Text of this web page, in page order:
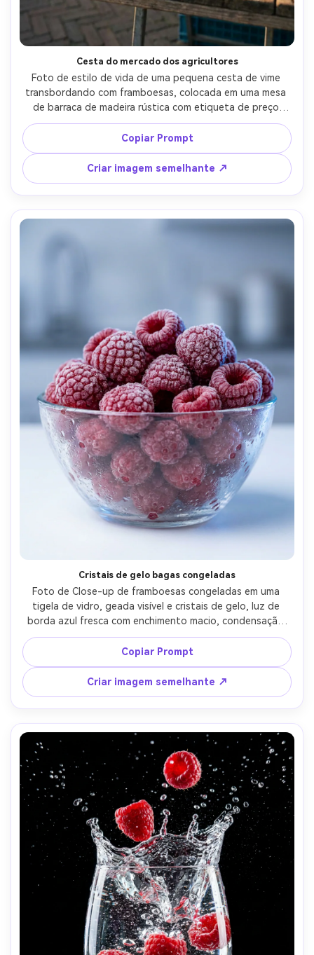
Cesta do mercado dos agricultores
Foto de estilo de vida de uma pequena cesta de vime
transbordando com framboesas, colocada em uma mesa
de barraca de madeira rústica com etiqueta de preço
manuscrita, luz solar quente no final da tarde, fundo
suavemente embaçado com cores do mercado, tirada em
Sony A7IV, lente de 35 mm, f/2.0, sensação documental
sincera, ciência de cores naturais em tons de pele, textura
fotorealista-AR 4:5
Copiar Prompt
Criar imagem semelhante ↗
Cristais de gelo bagas congeladas
Foto de Close-up de framboesas congeladas em uma
tigela de vidro, geada visível e cristais de gelo, luz de
borda azul fresca com enchimento macio, condensação
na tigela, tirada em Canon EOS R6, lente macro de
100mm, f/5.6, micro-contraste nítido, alta resolução,
fotografia de alimentos comerciais fotorealistas com
classificação de cores frescas limpas-AR 4:5
Copiar Prompt
Criar imagem semelhante ↗